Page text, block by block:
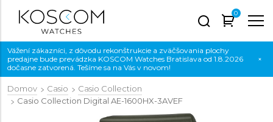
0
Vážení zákazníci, z dôvodu rekonštrukcie a zväčšovania plochy
predajne bude prevádzka KOSCOM Watches Bratislava od 1.8.2026
dočasne zatvorená. Tešíme sa na Vás v novom!
×
Domov Casio
Casio Collection
Casio Collection Digital AE-1600HX-3AVEF